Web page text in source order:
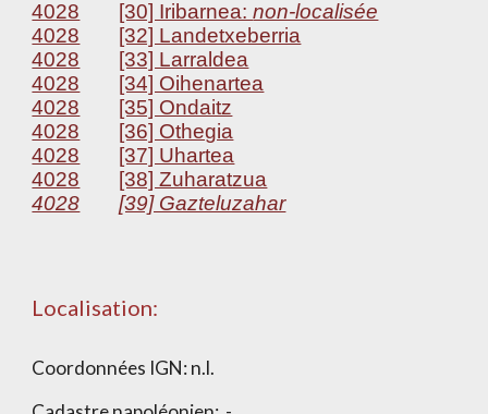
4028
[30] Iribarnea:non-localisée
4028
[32] Landetxeberria
4028
[33] Larraldea
4028
[34] Oihenartea
4028
[35] Ondaitz
4028
[36] Othegia
4028
[37] Uhartea
4028
[38] Zuharatzua
4028
[39] Gazteluzahar
Localisation:
Coordonnées IGN:n.l.